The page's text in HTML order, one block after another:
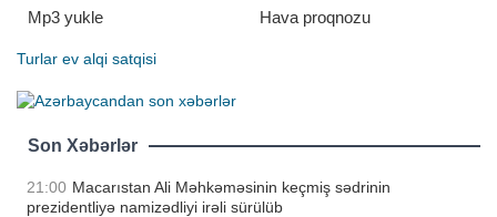
Mp3 yukle
Hava proqnozu
Turlar ev alqi satqisi
Son Xəbərlər
21:00 Macarıstan Ali Məhkəməsinin keçmiş sədrinin
prezidentliyə namizədliyi irəli sürülüb